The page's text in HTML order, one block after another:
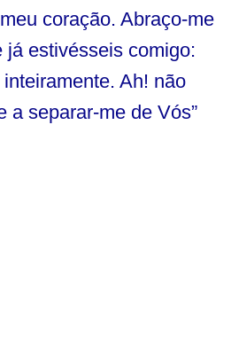
coração. Abraço-me
já estivésseis comigo:
Ah! não
a separar-me de Vós”